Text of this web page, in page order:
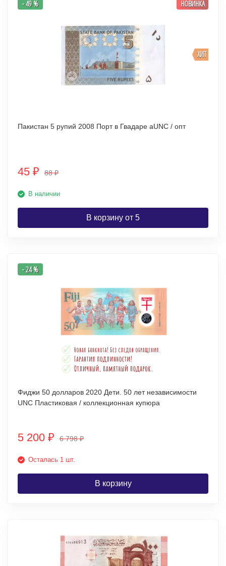
ХИТ
- 49 % НОВИНКА
Пакистан 5 рупий 2008 Порт в Гвадаре аUNC / опт
45 ₽ 88₽
В наличии
В корзину от 5
- 24 %
Фиджи 50 долларов 2020 Дети. 50 лет независимости
UNC Пластиковая / коллекционная купюра
5 200 ₽ 6 798₽
Осталась 1 шт.
В корзину